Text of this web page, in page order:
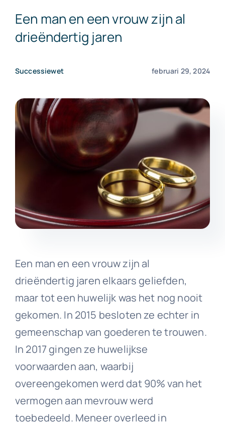
Een man en een vrouw zijn al
drieëndertig jaren
Successiewet februari 29, 2024
Een man en een vrouw zijn al
drieëndertig jaren elkaars geliefden,
maar tot een huwelijk was het nog nooit
gekomen. In 2015 besloten ze echter in
gemeenschap van goederen te trouwen.
In 2017 gingen ze huwelijkse
voorwaarden aan, waarbij
overeengekomen werd dat 90% van het
vermogen aan mevrouw werd
toebedeeld. Meneer overleed in